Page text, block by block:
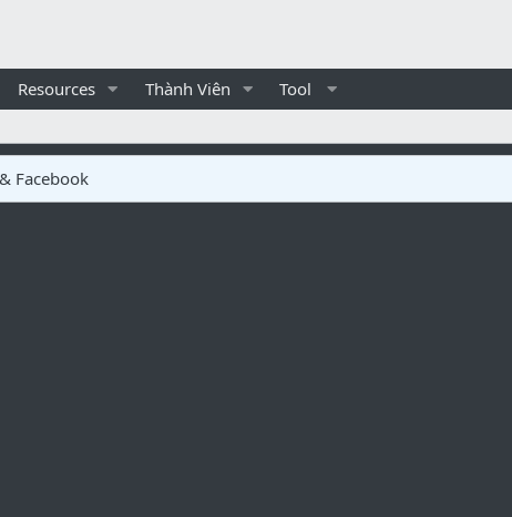
Resources Thành Viên Tool
Facebook